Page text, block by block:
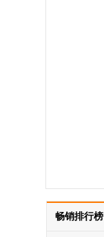
畅销排行榜